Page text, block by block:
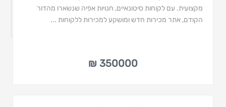
מקצועית. עם לקוחות סיטונאיים, חנויות אפיה שנשארו מהדור
הקודם, אתר מכירות חדש ומושקע למכירות ללקוחות ...
350000 ₪